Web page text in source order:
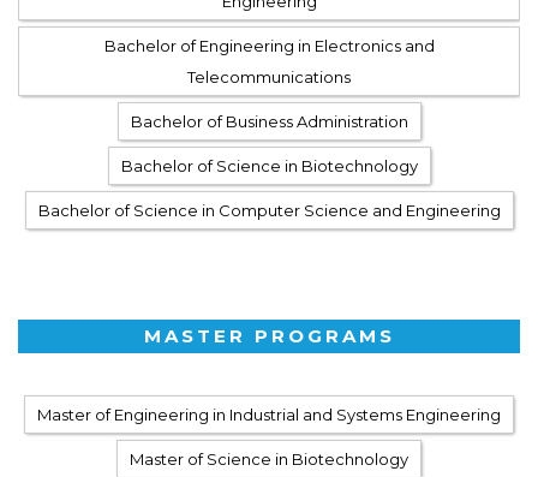
Bachelor of Engineering in Electronics and
Telecommunications
Bachelor of Business Administration
Bachelor of Science in Biotechnology
Bachelor of Science in Computer Science and Engineering
MASTER PROGRAMS
Master of Engineering in Industrial and Systems Engineering
Master of Science in Biotechnology